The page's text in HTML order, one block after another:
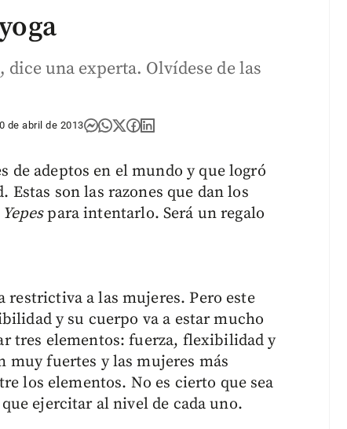
dice una experta. Olvídese de las
de abril de 2013
de adeptos en el mundo y que logró
Estas son las razones que dan los
para intentarlo. Será un regalo
restrictiva a las mujeres. Pero este
y su cuerpo va a estar mucho
tres elementos: fuerza, flexibilidad y
muy fuertes y las mujeres más
los elementos. No es cierto que sea
ejercitar al nivel de cada uno.